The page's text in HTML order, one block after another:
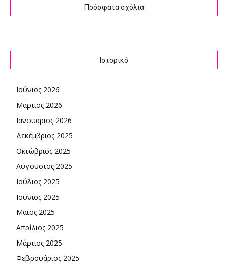
Πρόσφατα σχόλια
Ιστορικό
Ιούνιος 2026
Μάρτιος 2026
Ιανουάριος 2026
Δεκέμβριος 2025
Οκτώβριος 2025
Αύγουστος 2025
Ιούλιος 2025
Ιούνιος 2025
Μάιος 2025
Απρίλιος 2025
Μάρτιος 2025
Φεβρουάριος 2025